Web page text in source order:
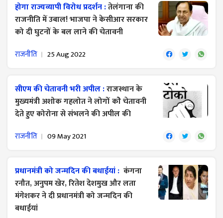
होगा राज्यव्यापी विरोध प्रदर्शन :तेलंगाना की
राजनीति में उबाल! भाजपा ने केसीआर सरकार
को दी घुटनों के बल लाने की चेतावनी
राजनीति 25 Aug 2022
सीएम की चेतावनी भरी अपील :राजस्थान के
मुख्यमंत्री अशोक गहलोत ने लोगों कोे चेतावनी
देते हुए कोरोना से संभलने की अपील की
राजनीति 09 May 2021
प्रधानमंत्री को जन्मदिन की बधाईयां : कंगना
रनौत, अनुपम खेर, रितेश देशमुख और लता
मंगेशकर ने दी प्रधानमंत्री को जन्मदिन की
बधाईयां